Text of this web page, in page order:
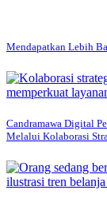
Mendapatkan Lebih
Candramawa Digital
Melalui Kolaborasi